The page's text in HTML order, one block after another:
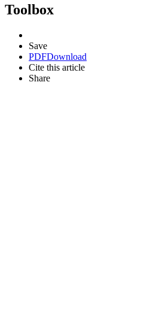
Toolbox
Save
PDFDownload
Cite this article
Share